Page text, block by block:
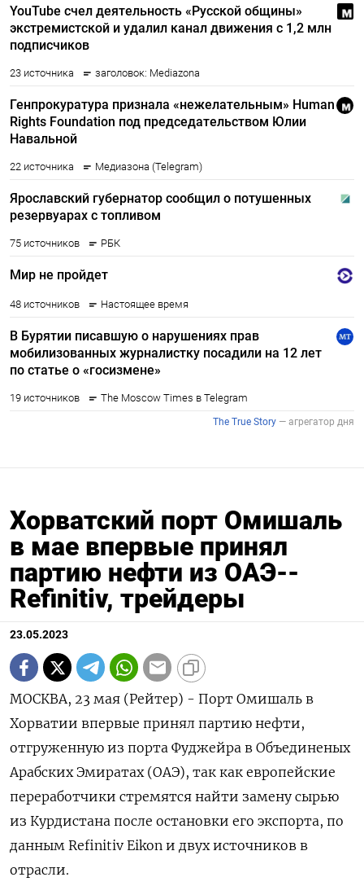
Хорватский порт Омишаль
в мае впервые принял
партию нефти из ОАЭ--
Refinitiv, трейдеры
23.05.2023
МОСКВА, 23 мая (Рейтер) - Порт Омишаль в
Хорватии впервые принял партию нефти,
отгруженную из порта Фуджейра в Объединеных
Арабских Эмиратах (ОАЭ), так как европейские
переработчики стремятся найти замену сырью
из Курдистана после остановки его экспорта, по
данным Refinitiv Eikon и двух источников в
отрасли.